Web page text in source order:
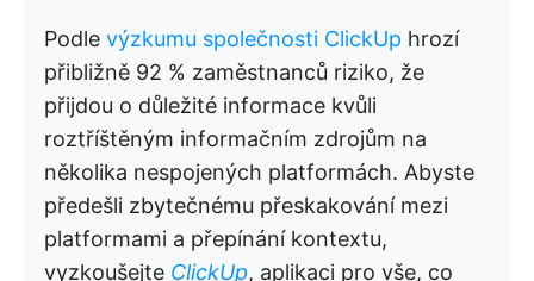
Podle výzkumu společnosti ClickUp hrozí
přibližně 92 % zaměstnanců riziko, že
přijdou o důležité informace kvůli
roztříštěným informačním zdrojům na
několika nespojených platformách. Abyste
předešli zbytečnému přeskakování mezi
platformami a přepínání kontextu,
vyzkoušejte ClickUp, aplikaci pro vše, co